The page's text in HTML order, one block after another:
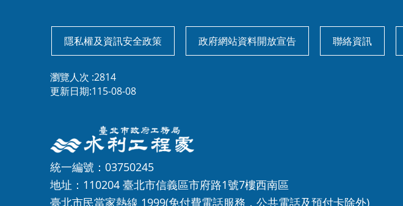
隱私權及資訊安全政策 政府網站資料開放宣告 聯絡資訊
瀏覽人次 2814
更新日期 115-08-08
統一編號：03750245
地址：110204 臺北市信義區市府路1號7樓西南區
臺北市民當家熱線 1999(免付費電話服務，公共電話及預付卡除外)